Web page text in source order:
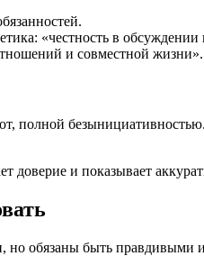
«честность в обсуждении
и совместной жизни».
полной
доверие и показывает
быть правдивыми и